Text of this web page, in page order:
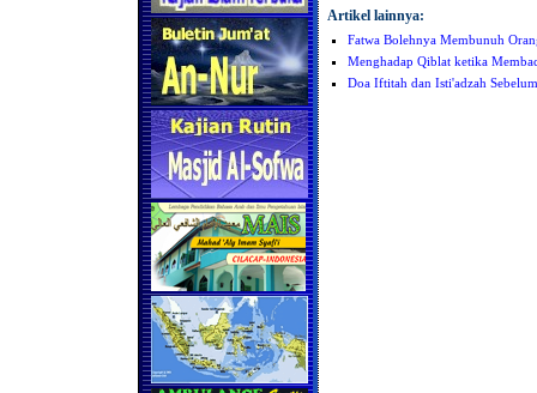
Artikel lainnya:
Fatwa Bolehnya Membunuh
Menghadap Qiblat ketika
Doa Iftitah dan Isti'adzah